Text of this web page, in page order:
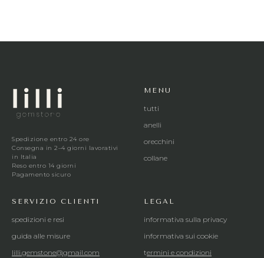
Spedizione entro 24 ore
Consegna in 2–4 giorni lavorativi
in Italia
Reso entro 14 giorni
Pagamento sicuro
MENU
tutti
anelli
orecchini
collane
SERVIZIO CLIENTI
spedizioni e resi
guida alle misure
lilli.gemstone@gmail.com
LEGAL
informativa sulla privacy
informativa sui cookie
termini e condizioni